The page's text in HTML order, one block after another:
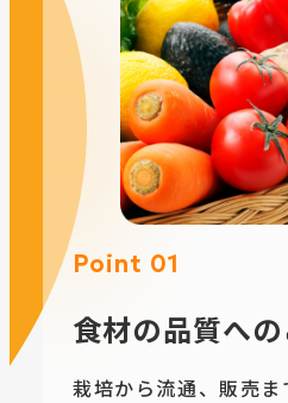
Point 01
食材の品質へ
栽培から流通、販売